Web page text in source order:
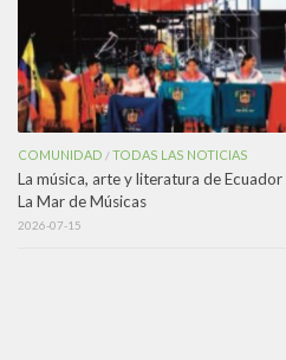
COMUNIDAD /TODAS LAS NOTICIAS
La música, arte y literatura de
La Mar de Músicas
2026-07-15